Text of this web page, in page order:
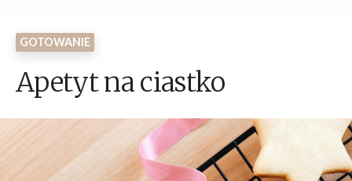
GOTOWANIE
Apetyt na ciastko